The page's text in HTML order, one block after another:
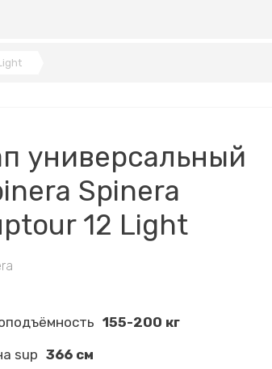
универсальный
Spinera
12 Light
155-200 кг
sup 366 см